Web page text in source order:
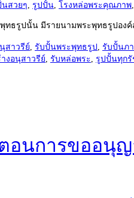
สวยๆ, รูปปั้น, โรงหล่อพระคุณภาพ,
ทธรูปนั้น มีรายนามพระพุทธรูปอ
สาวรีย์, รับปั้นพระพุทธรูป , รับปั้นภ
งอนุสาวรีย์, รับหล่อพระ, รูปปั้นทุกรั
อนการขออนุ